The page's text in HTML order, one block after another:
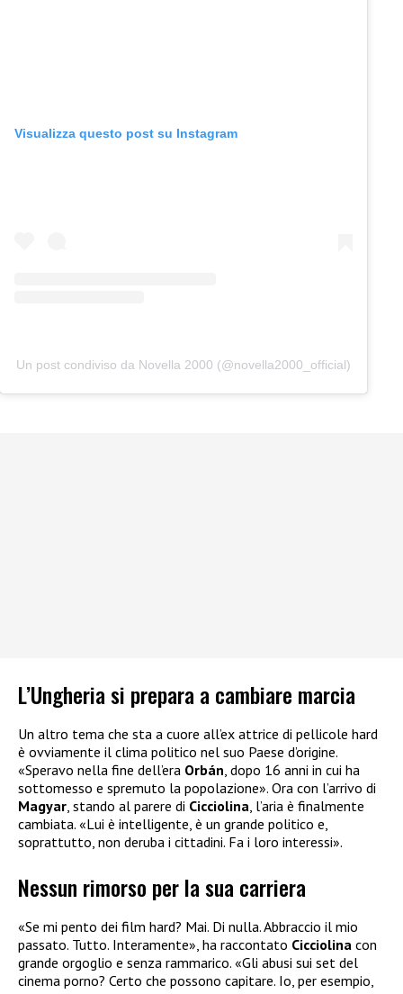
Visualizza questo post su Instagram
Un post condiviso da Novella 2000 (@novella2000_official)
L’Ungheria si prepara a cambiare marcia
Un altro tema che sta a cuore all’ex attrice di pellicole hard
è ovviamente il clima politico nel suo Paese d’origine.
«Speravo nella fine dell’era Orbán, dopo 16 anni in cui ha
sottomesso e spremuto la popolazione». Ora con l’arrivo di
Magyar, stando al parere di Cicciolina, l’aria è finalmente
cambiata. «Lui è intelligente, è un grande politico e,
soprattutto, non deruba i cittadini. Fa i loro interessi».
Nessun rimorso per la sua carriera
«Se mi pento dei film hard? Mai. Di nulla. Abbraccio il mio
passato. Tutto. Interamente», ha raccontato Cicciolina con
grande orgoglio e senza rammarico. «Gli abusi sui set del
cinema porno? Certo che possono capitare. Io, per esempio,